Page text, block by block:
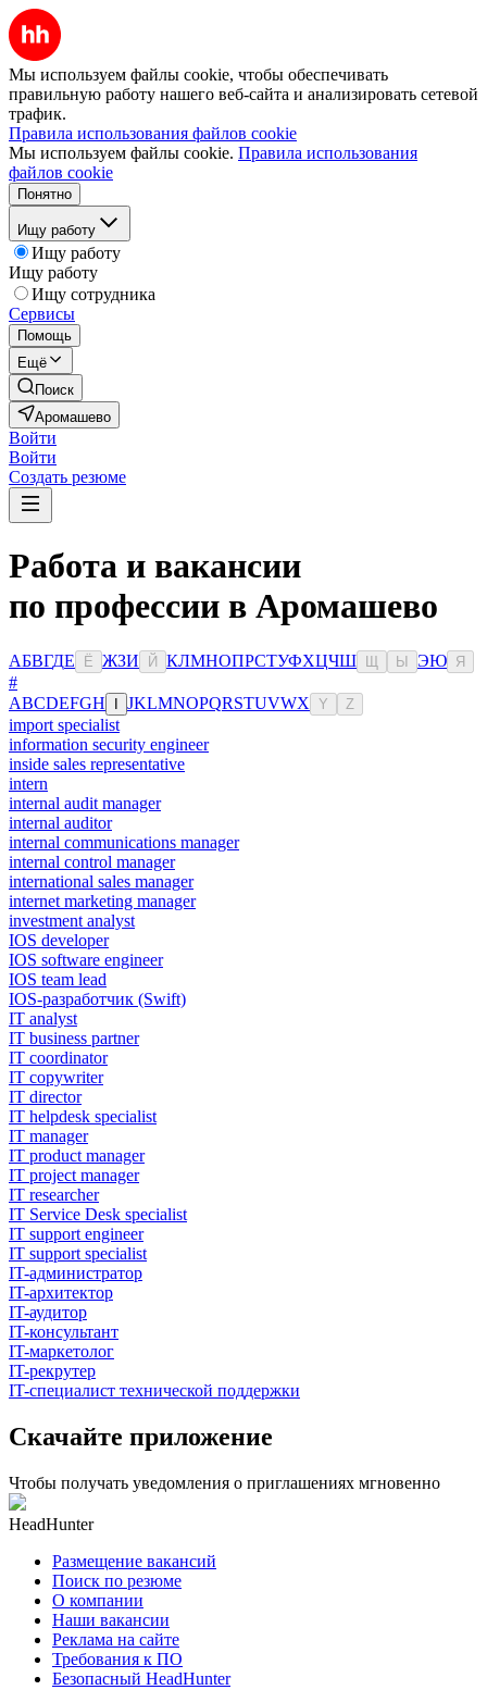
Мы используем файлы cookie, чтобы обеспечивать
правильную работу нашего веб-сайта и анализировать сетевой
трафик.
Правила использования файлов cookie
Мы используем файлы cookie. Правила использования
файлов cookie
Понятно
Ищу работу
Ищу работу
Ищу работу
Ищу сотрудника
Сервисы
Помощь
Ещё
Поиск
Аромашево
Войти
Войти
Создать резюме
Работа и вакансии
по профессии в Аромашево
АБВГДЕ Ё ЖЗИ Й КЛМНОПРСТУФХЦЧШ Ы ЭЮ Я
#
ABCDEFGH JKLMNOPQRSTUVWX Y Z
import specialist
information security engineer
inside sales representative
intern
internal audit manager
internal auditor
internal communications manager
internal control manager
international sales manager
internet marketing manager
investment analyst
IOS developer
IOS software engineer
IOS team lead
IOS-разработчик (Swift)
IT analyst
IT business partner
IT coordinator
IT copywriter
IT director
IT helpdesk specialist
IT manager
IT product manager
IT project manager
IT researcher
IT Service Desk specialist
IT support engineer
IT support specialist
IT-администратор
IT-архитектор
IT-аудитор
IT-консультант
IT-маркетолог
IT-рекрутер
IT-специалист технической поддержки
Скачайте приложение
Чтобы получать уведомления о приглашениях мгновенно
HeadHunter
Размещение вакансий
Поиск по резюме
О компании
Наши вакансии
Реклама на сайте
Требования к ПО
Безопасный HeadHunter